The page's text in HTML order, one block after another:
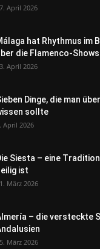
April 2026
hat Rhythmus im
die Flamenco-
April 2026
Dinge, die man
sollte
April 2026
Siesta – eine
ist
März 2026
– die versteckte
März 2026